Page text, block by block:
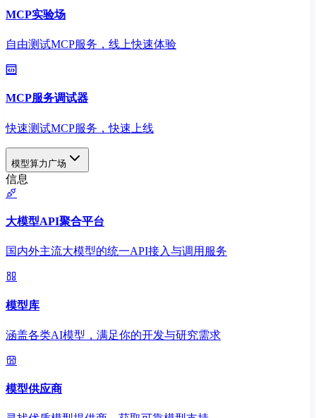
MCP实验场
自由测试MCP服务，线上快速体验
MCP服务调试器
快速测试MCP服务，快速上线
模型算力广场
信息
大模型API聚合平台
国内外主流大模型的统一API接入与调用服务
模型库
涵盖各类AI模型，满足你的开发与研究需求
模型供应商